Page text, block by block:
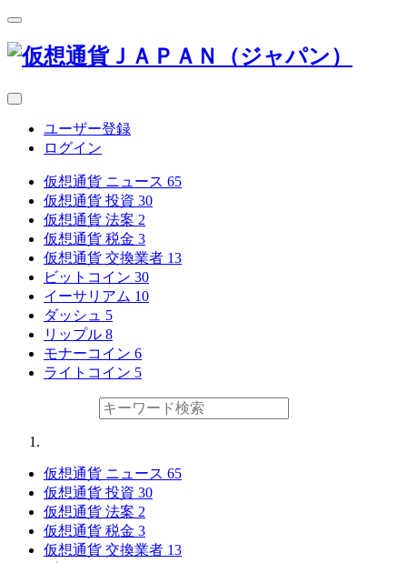
ユーザー登録
ログイン
仮想通貨 ニュース 65
仮想通貨 投資 30
仮想通貨 法案 2
仮想通貨 税金 3
仮想通貨 交換業者 13
ビットコイン 30
イーサリアム 10
ダッシュ 5
リップル 8
モナーコイン 6
ライトコイン 5
仮想通貨 ニュース 65
仮想通貨 投資 30
仮想通貨 法案 2
仮想通貨 税金 3
仮想通貨 交換業者 13